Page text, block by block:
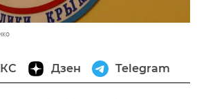
Дзен Telegram